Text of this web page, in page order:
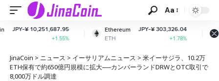
Aa
Ethereum
ETH
JPY-¥ 303,326.04
XRP
XRP
JPY-¥
-
JinaCoin > ニュース > イーサリアムニュース > 米イーサジラ、10.2万
ETH保有で約650億円規模に拡大──カンバーランドDRWとOTC取引で
8,000万ドル調達